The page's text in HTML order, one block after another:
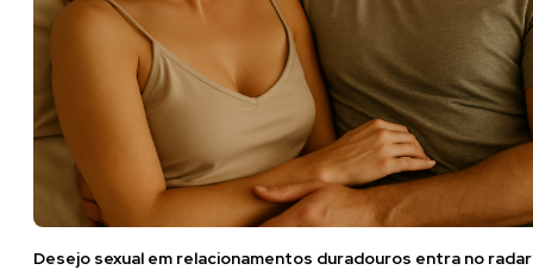
Desejo sexual em relacionamentos duradouros entra no